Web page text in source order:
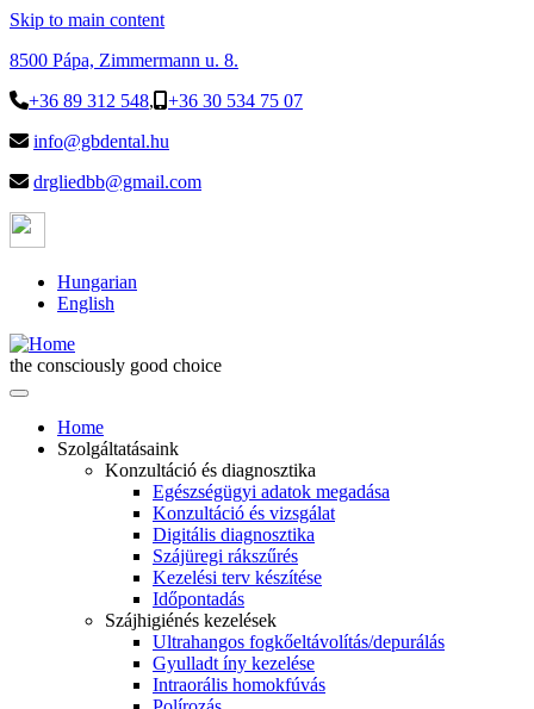
Skip to main content
8500 Pápa, Zimmermann u. 8.
+36 89 312 548,
+36 30 534 75 07
info@gbdental.hu
drgliedbb@gmail.com
Hungarian
English
the consciously good choice
Home
Szolgáltatásaink
Konzultáció és diagnosztika
Egészségügyi adatok megadása
Konzultáció és vizsgálat
Digitális diagnosztika
Szájüregi rákszűrés
Kezelési terv készítése
Időpontadás
Szájhigiénés kezelések
Ultrahangos fogkőeltávolítás/depurálás
Gyulladt íny kezelése
Intraorális homokfúvás